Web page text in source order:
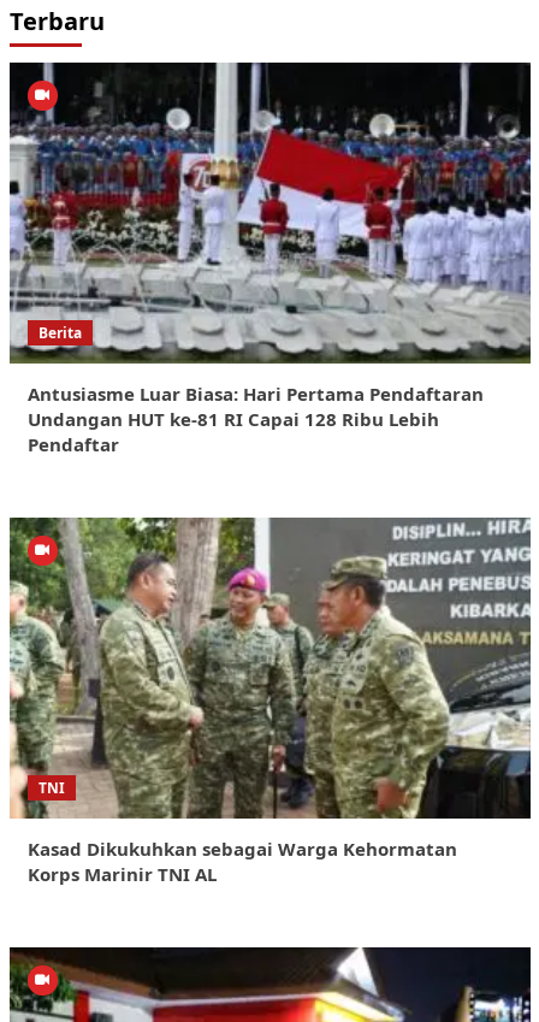
Terbaru
Berita
Antusiasme Luar Biasa: Hari Pertama Pendaftaran
Undangan HUT ke-81 RI Capai 128 Ribu Lebih
Pendaftar
TNI
Kasad Dikukuhkan sebagai Warga Kehormatan
Korps Marinir TNI AL